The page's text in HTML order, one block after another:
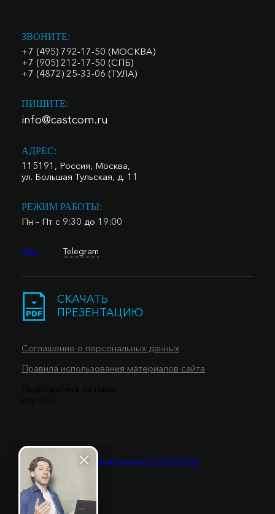
ЗВОНИТЕ:
+7 (495) 792-17-50 (МОСКВА)
+7 (905) 212-17-50 (СПБ)
+7 (4872) 25-33-06 (ТУЛА)
ПИШИТЕ:
info@castcom.ru
АДРЕС:
115191, Россия, Москва,
ул. Большая Тульская, д. 11
РЕЖИМ РАБОТЫ:
Пн – Пт с 9:30 до 19:00
Max Telegram
СКАЧАТЬ
ПРЕЗЕНТАЦИЮ
Соглашение о персональных данных
Правила использования материалов сайта